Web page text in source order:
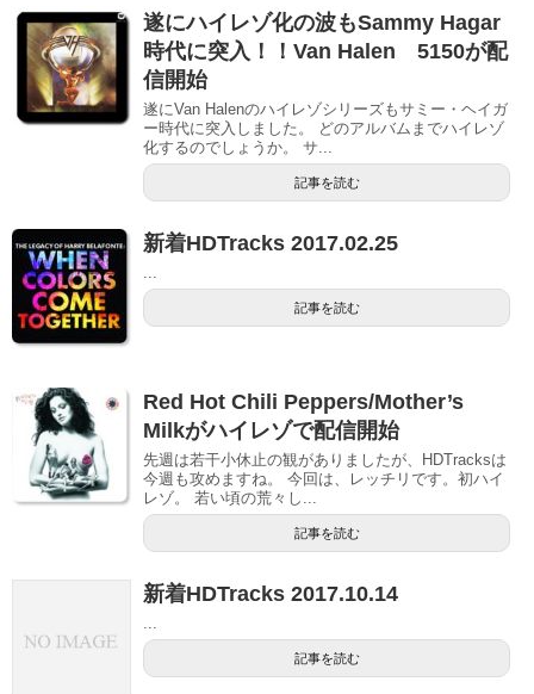
遂にハイレゾ化の波もSammy Hagar
時代に突入！！Van Halen 5150が配
信開始
遂にVan Halenのハイレゾシリーズもサミー・ヘイガ
ー時代に突入しました。 どのアルバムまでハイレゾ
化するのでしょうか。 サ...
記事を読む
新着HDTracks 2017.02.25
...
記事を読む
Red Hot Chili Peppers/Mother’s
Milkがハイレゾで配信開始
先週は若干小休止の観がありましたが、HDTracksは
今週も攻めますね。 今回は、レッチリです。初ハイ
レゾ。 若い頃の荒々し...
記事を読む
新着HDTracks 2017.10.14
...
記事を読む